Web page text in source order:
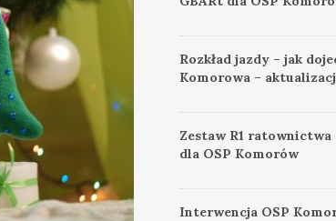
Rozkład jazdy – jak
Komorowa –
Zestaw R1 ratownictwa
dla OSP Komorów
Interwencja OSP